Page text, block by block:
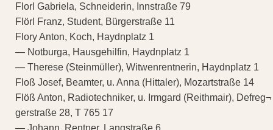
Florl Gabriela, Schneiderin, Innstraße 79
Flörl Franz, Student, Bürgerstraße 11
Flory Anton, Koch, Haydnplatz 1
— Notburga, Hausgehilfin, Haydnplatz 1
— Therese (Steinmüller), Witwenrentnerin, Haydnplatz 1
Floß Josef, Beamter, u. Anna (Hittaler), Mozartstraße 14
Flöß Anton, Radiotechniker, u. Irmgard (Reithmair), Defreg¬
gerstraße 28, T 765 17
— Johann, Rentner, Langstraße 6